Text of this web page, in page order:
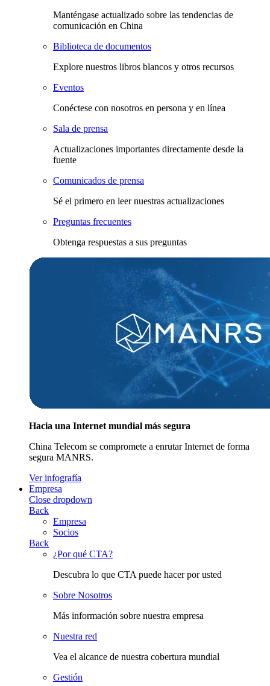
Manténgase actualizado sobre las tendencias de
comunicación en China
Biblioteca de documentos
Explore nuestros libros blancos y otros recursos
Eventos
Conéctese con nosotros en persona y en línea
Sala de prensa
Actualizaciones importantes directamente desde la
fuente
Comunicados de prensa
Sé el primero en leer nuestras actualizaciones
Preguntas frecuentes
Obtenga respuestas a sus preguntas
Hacia una Internet mundial más segura
China Telecom se compromete a enrutar Internet de forma
segura MANRS.
Ver infografía
Empresa
Close dropdown
Back
Empresa
Socios
Back
¿Por qué CTA?
Descubra lo que CTA puede hacer por usted
Sobre Nosotros
Más información sobre nuestra empresa
Nuestra red
Vea el alcance de nuestra cobertura mundial
Gestión